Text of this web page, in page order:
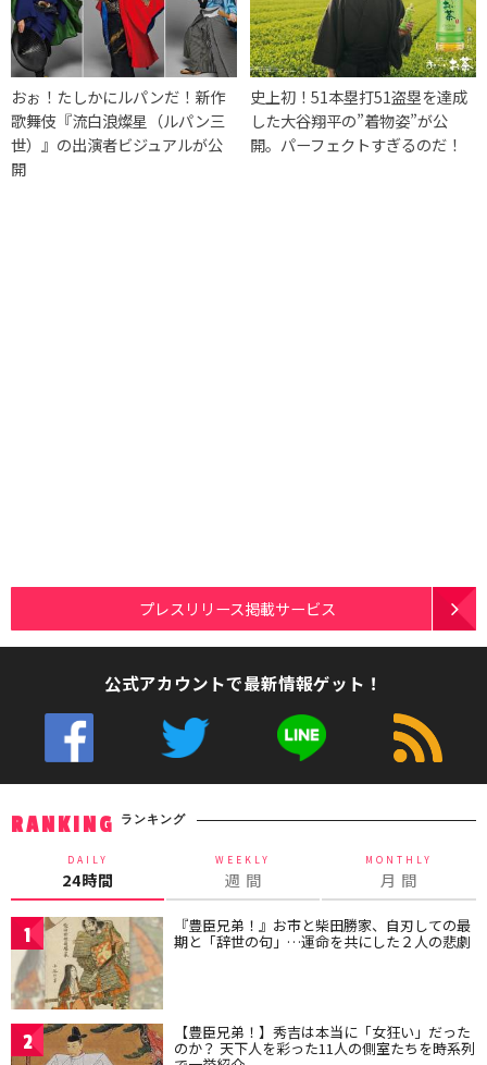
おぉ！たしかにルパンだ！新作
歌舞伎『流白浪燦星（ルパン三
世）』の出演者ビジュアルが公
開
史上初！51本塁打51盗塁を達成
した大谷翔平の”着物姿”が公
開。パーフェクトすぎるのだ！
プレスリリース掲載サービス
公式アカウントで最新情報ゲット！
RANKING ランキング
DAILY
24時間
WEEKLY
週 間
MONTHLY
月 間
1 『豊臣兄弟！』お市と柴田勝家、自刃しての最
期と「辞世の句」…運命を共にした２人の悲劇
2 【豊臣兄弟！】秀吉は本当に「女狂い」だった
のか？ 天下人を彩った11人の側室たちを時系列